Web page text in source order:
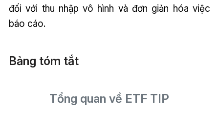
đối với thu nhập vô hình và đơn giản hóa việc
báo cáo.
Bảng tóm tắt
Tổng quan về ETF TIP